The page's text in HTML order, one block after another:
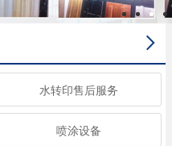

水转印售后服务
喷涂设备